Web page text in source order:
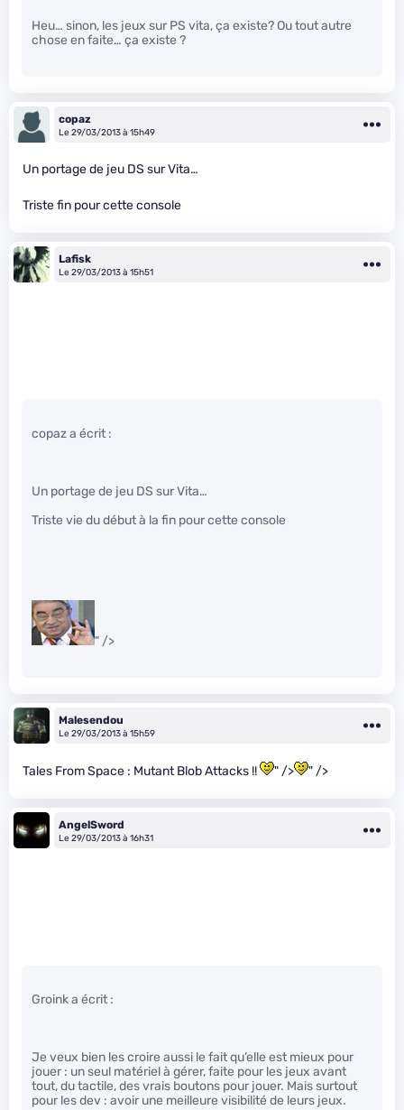
Heu… sinon, les jeux sur PS vita, ça existe? Ou tout autre
chose en faite… ça existe ?
copaz
Le 29/03/2013 à 15h49
Un portage de jeu DS sur Vita…
Triste fin pour cette console
Lafisk
Le 29/03/2013 à 15h51
copaz a écrit :
Un portage de jeu DS sur Vita…
Triste vie du début à la fin pour cette console
" />
Malesendou
Le 29/03/2013 à 15h59
Tales From Space : Mutant Blob Attacks !! " /> " />
AngelSword
Le 29/03/2013 à 16h31
Groink a écrit :
Je veux bien les croire aussi le fait qu’elle est mieux pour
jouer : un seul matériel à gérer, faite pour les jeux avant
tout, du tactile, des vrais boutons pour jouer. Mais surtout
pour les dev : avoir une meilleure visibilité de leurs jeux.